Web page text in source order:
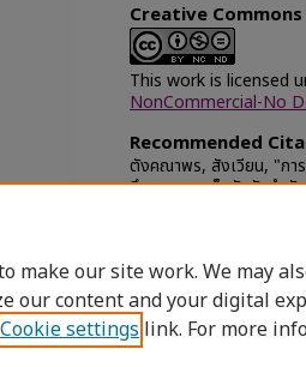
Creative Commons
This work is licensed
NonCommercial-No
Recommended
ตังคณาพร, สังเวียน, "การ
ศึกษา ขนาดเล็กสังกัดสำนั
make our site work. We may
our content and your digital
Cookie settings link. For more